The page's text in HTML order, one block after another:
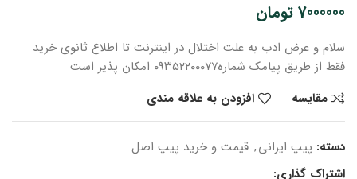
7000000 تومان
سلام و عرض ادب به علت اختلال در اینترنت تا اطلاع ثانوی خرید
فقط از طریق پیامک شماره۰۹۳۵۲۲۰۰۰۷۷ امکان پذیر است
مقایسه
افزودن به علاقه مندی
دسته: پیپ ایرانی, قیمت و خرید پیپ اصل
اشتراک گذاری: